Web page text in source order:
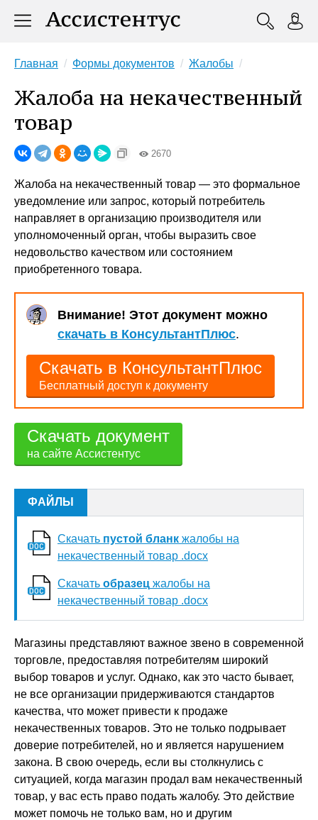
Главная Формы документов Жалобы
Жалоба на некачественный
товар
2670
Жалоба на некачественный товар — это формальное
уведомление или запрос, который потребитель
направляет в организацию производителя или
уполномоченный орган, чтобы выразить свое
недовольство качеством или состоянием
приобретенного товара.
Внимание! Этот документ можно
скачать в КонсультантПлюс.
Скачать в КонсультантПлюс
Бесплатный доступ к документу
Скачать документ
на сайте Ассистентус
ФАЙЛЫ
Скачать пустой бланк жалобы на
некачественный товар .docx
Скачать образец жалобы на
некачественный товар .docx
Магазины представляют важное звено в современной
торговле, предоставляя потребителям широкий
выбор товаров и услуг. Однако, как это часто бывает,
не все организации придерживаются стандартов
качества, что может привести к продаже
некачественных товаров. Это не только подрывает
доверие потребителей, но и является нарушением
закона. В свою очередь, если вы столкнулись с
ситуацией, когда магазин продал вам некачественный
товар, у вас есть право подать жалобу. Это действие
может помочь не только вам, но и другим